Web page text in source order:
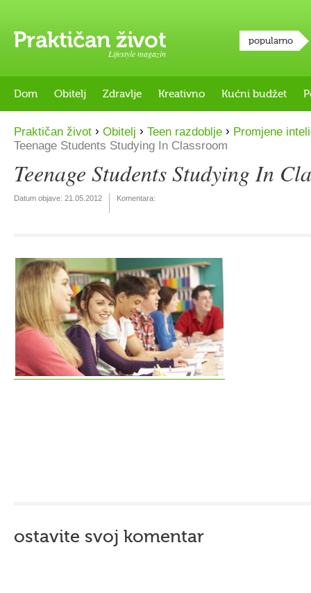
Lifestyle magazin
popularno
Dom Obitelj Zdravlje Kreativno Kućni budžet
Praktičan život › Obitelj › Teen razdoblje › Promjene
Teenage Students Studying In Classroom
Teenage Students Studying In
Datum objave: 21.05.2012 Komentara:
ostavite svoj komentar